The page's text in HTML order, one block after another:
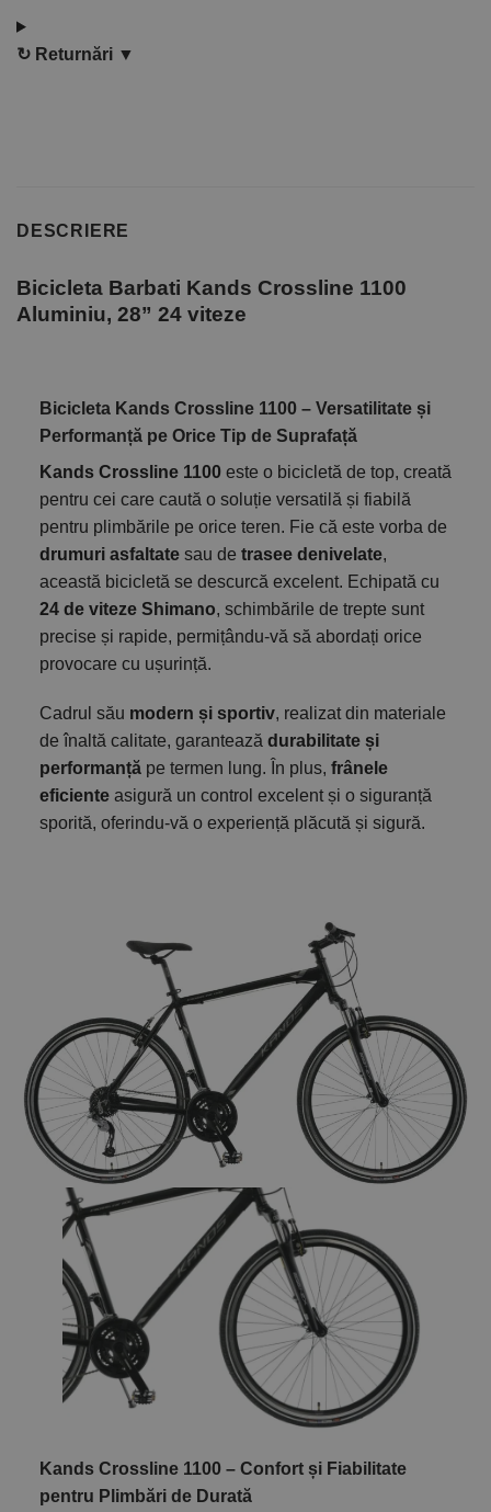
↻ Returnări ▼
DESCRIERE
Bicicleta Barbati Kands Crossline 1100
Aluminiu, 28” 24 viteze
Bicicleta Kands Crossline 1100 – Versatilitate și
Performanță pe Orice Tip de Suprafață
Kands Crossline 1100este o bicicletă de top, creată
pentru cei care caută o soluție versatilă și fiabilă
pentru plimbările pe orice teren. Fie că este vorba de
drumuri asfaltatesau de trasee denivelate,
această bicicletă se descurcă excelent. Echipată cu
24 de viteze Shimano, schimbările de trepte sunt
precise și rapide, permițându-vă să abordați orice
provocare cu ușurință.
Cadrul său modern și sportiv, realizat din materiale
de înaltă calitate, garantează durabilitate și
performanțăpe termen lung. În plus, frânele
eficienteasigură un control excelent și o siguranță
sporită, oferindu-vă o experiență plăcută și sigură.
Kands Crossline 1100 – Confort și Fiabilitate
pentru Plimbări de Durată